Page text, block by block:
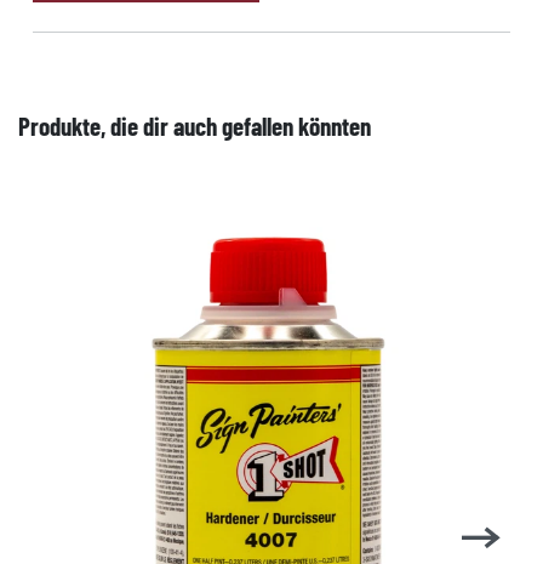
Produkte, die dir auch gefallen könnten